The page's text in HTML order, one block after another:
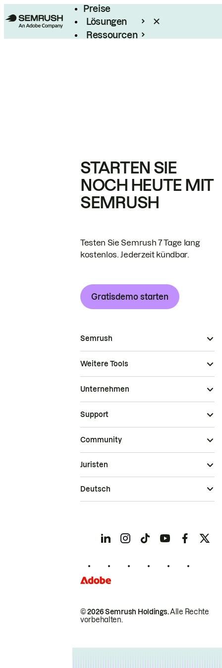
Preise
Lösungen
Ressourcen
STARTEN SIE
NOCH HEUTE MIT
SEMRUSH
Testen Sie Semrush 7 Tage lang
kostenlos. Jederzeit kündbar.
Gratisdemo starten
Semrush
Weitere Tools
Unternehmen
Support
Community
© 2026 Semrush Holdings.Alle Rechte
vorbehalten.
Juristen
Deutsch